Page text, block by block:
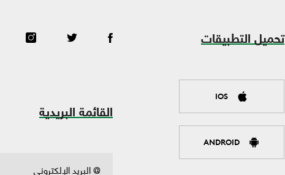
تحميل التطبيقات
IOS
ANDROID
القائمة البريدية